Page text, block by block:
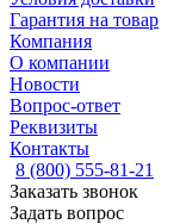
Гарантия на товар
Компания
О компании
Новости
Вопрос-ответ
Реквизиты
Контакты
8 (800) 555-81-21
Заказать звонок
Задать вопрос